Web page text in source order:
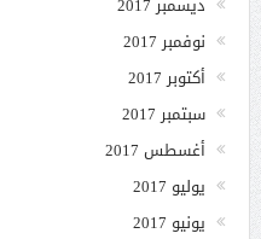
نوفمبر 2017
أكتوبر 2017
سبتمبر 2017
أغسطس 2017
يوليو 2017
يونيو 2017